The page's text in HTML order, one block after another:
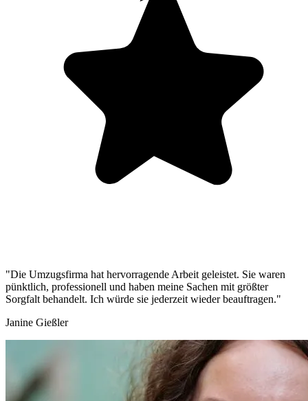
"Die Umzugsfirma hat hervorragende Arbeit geleistet. Sie waren
pünktlich, professionell und haben meine Sachen mit größter
Sorgfalt behandelt. Ich würde sie jederzeit wieder beauftragen."
Janine Gießler